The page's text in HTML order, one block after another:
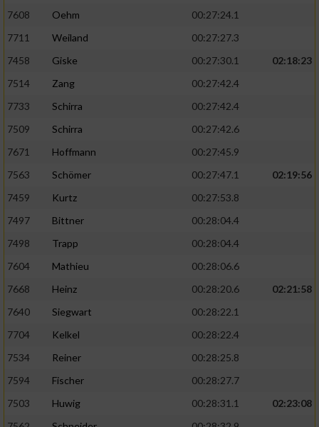
7608
Oehm
00:27:24.1
7711
Weiland
00:27:27.3
7458
Giske 00:27:30.1
02:18:23
7514
Zang
00:27:42.4
7733
Schirra
00:27:42.4
7509
Schirra
00:27:42.6
7671
Hoffmann
00:27:45.9
7563
Schömer 00:27:47.1
02:19:56
7459
Kurtz
00:27:53.8
7497
Bittner
00:28:04.4
7498
Trapp
00:28:04.4
7604
Mathieu
00:28:06.6
7668
Heinz 00:28:20.6
02:21:58
7640
Siegwart
00:28:22.1
7704
Kelkel
00:28:22.4
7534
Reiner
00:28:25.8
7594
Fischer
00:28:27.7
7503
Huwig 00:28:31.1
02:23:08